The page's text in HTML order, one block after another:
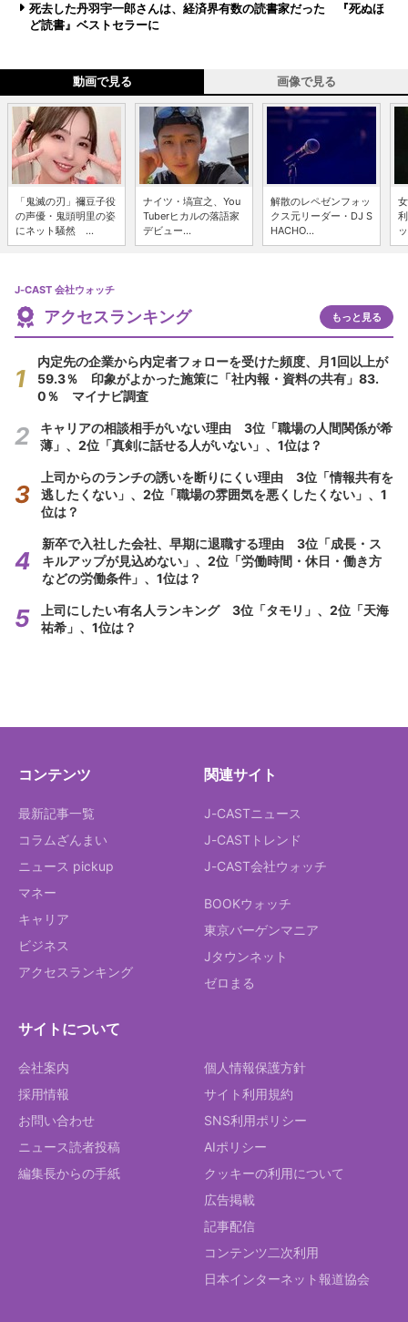
死去した丹羽宇一郎さんは、経済界有数の読書家だった 『死ぬほ
ど読書』ベストセラーに
動画で見る 画像で見る
「鬼滅の刃」禰豆子役
の声優・鬼頭明里の姿
にネット騒然 ...
ナイツ・塙宣之、You
Tuberヒカルの落語家
デビュー...
解散のレペゼンフォッ
クス元リーダー・DJ S
HACHO...
J-CAST 会社ウォッチ
アクセスランキング もっと見る
内定先の企業から内定者フォローを受けた頻度、月1回以上が
59.3％ 印象がよかった施策に「社内報・資料の共有」83.
0％ マイナビ調査
キャリアの相談相手がいない理由 3位「職場の人間関係が希
薄」、2位「真剣に話せる人がいない」、1位は？
上司からのランチの誘いを断りにくい理由 3位「情報共有を
逃したくない」、2位「職場の雰囲気を悪くしたくない」、1
位は？
新卒で入社した会社、早期に退職する理由 3位「成長・ス
キルアップが見込めない」、2位「労働時間・休日・働き方
などの労働条件」、1位は？
上司にしたい有名人ランキング 3位「タモリ」、2位「天海
祐希」、1位は？
コンテンツ
最新記事一覧
コラムざんまい
ニュース pickup
マネー
キャリア
ビジネス
アクセスランキング
関連サイト
J-CASTニュース
J-CASTトレンド
J-CAST会社ウォッチ
BOOKウォッチ
東京バーゲンマニア
Jタウンネット
ゼロまる
サイトについて
会社案内
採用情報
お問い合わせ
ニュース読者投稿
編集長からの手紙
個人情報保護方針
サイト利用規約
SNS利用ポリシー
AIポリシー
クッキーの利用について
広告掲載
記事配信
コンテンツ二次利用
日本インターネット報道協会